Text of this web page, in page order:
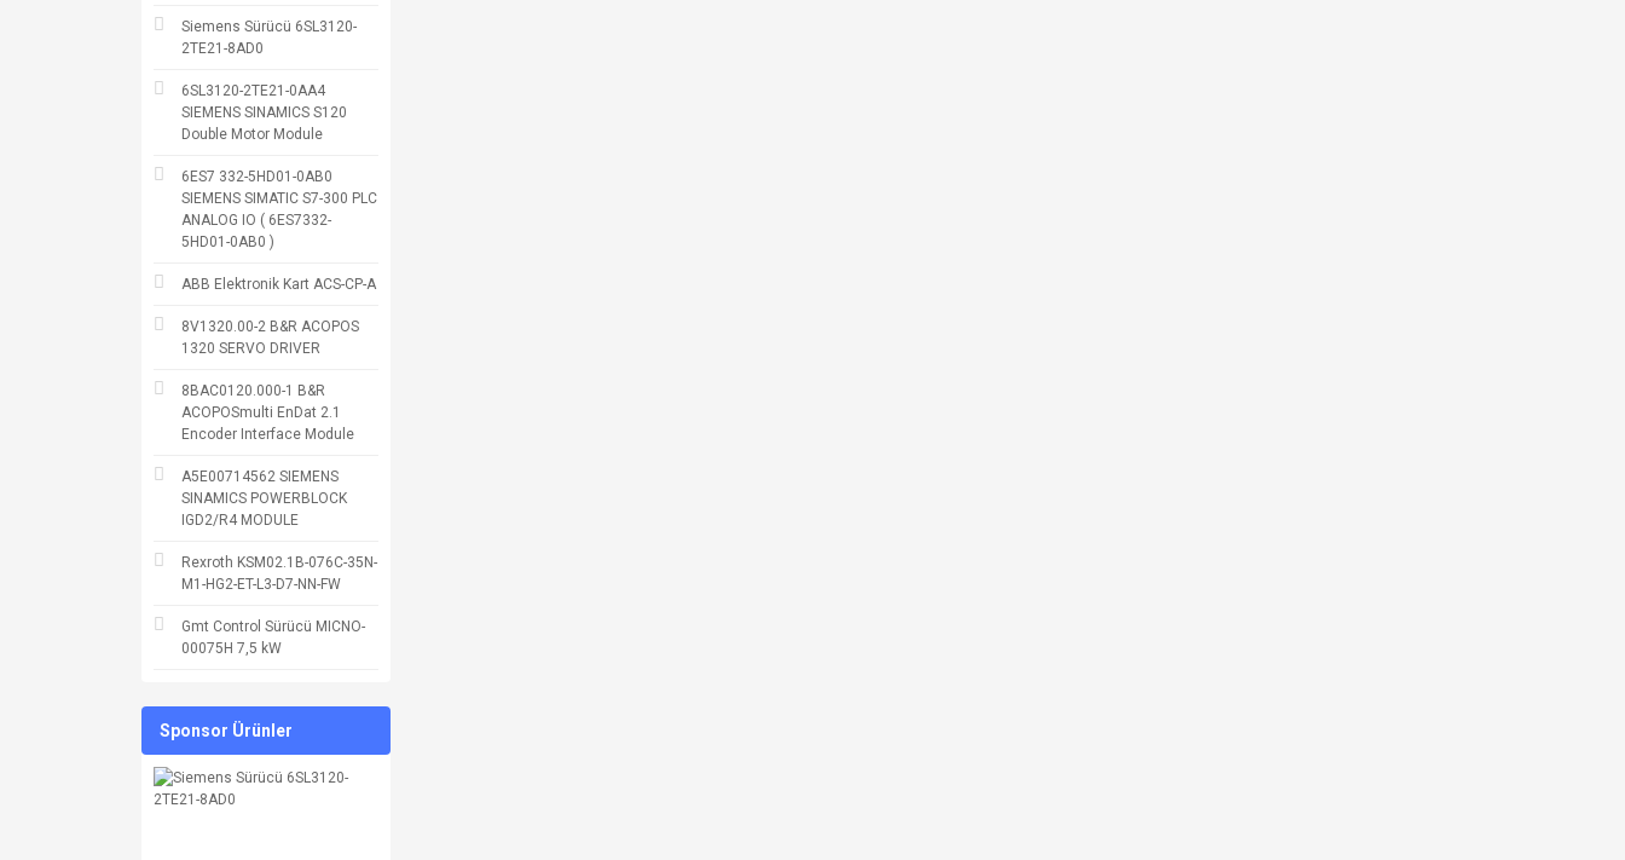
Siemens Sürücü 6SL3120-
2TE21-8AD0
6SL3120-2TE21-0AA4
SIEMENS SINAMICS S120
Double Motor Module
6ES7 332-5HD01-0AB0
SIEMENS SIMATIC S7-300 PLC
ANALOG IO ( 6ES7332-
5HD01-0AB0 )
ABB Elektronik Kart ACS-CP-A
8V1320.00-2 B&R ACOPOS
1320 SERVO DRIVER
8BAC0120.000-1 B&R
ACOPOSmulti EnDat 2.1
Encoder Interface Module
A5E00714562 SIEMENS
SINAMICS POWERBLOCK
IGD2/R4 MODULE
Rexroth KSM02.1B-076C-35N-
M1-HG2-ET-L3-D7-NN-FW
Gmt Control Sürücü MICNO-
00075H 7,5 kW
Sponsor Ürünler